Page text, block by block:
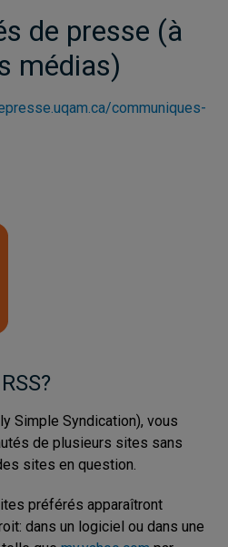
Simple Syndication), vous
de plusieurs sites sans
sites en question.
préférés apparaîtront
dans un logiciel ou dans une
de presse (à
médias)
communiques-